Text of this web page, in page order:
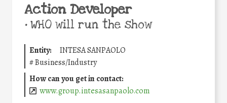
Action Developer
•WHO will run the show
Entity:
INTESA SANPAOLO
#Business/Industry
How can you get in contact:
www.group.intesasanpaolo.com